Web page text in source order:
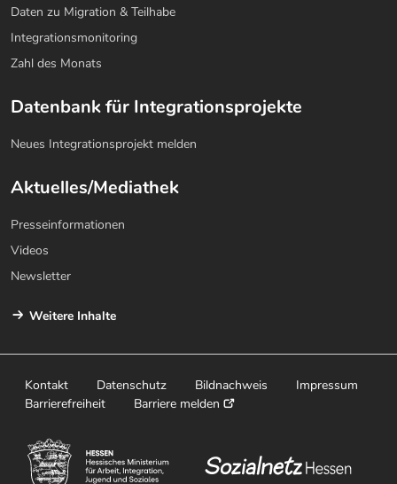
Daten zu Migration & Teilhabe
Integrationsmonitoring
Zahl des Monats
Datenbank für Integrationsprojekte
Neues Integrationsprojekt melden
Aktuelles/Mediathek
Presseinformationen
Videos
Newsletter
Weitere Inhalte
Kontakt Datenschutz Bildnachweis
Impressum
Barrierefreiheit
Barriere melden